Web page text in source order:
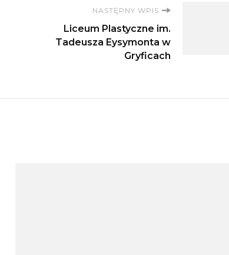
NASTĘPNY WPIS
Liceum Plastyczne im.
Tadeusza Eysymonta w
Gryficach